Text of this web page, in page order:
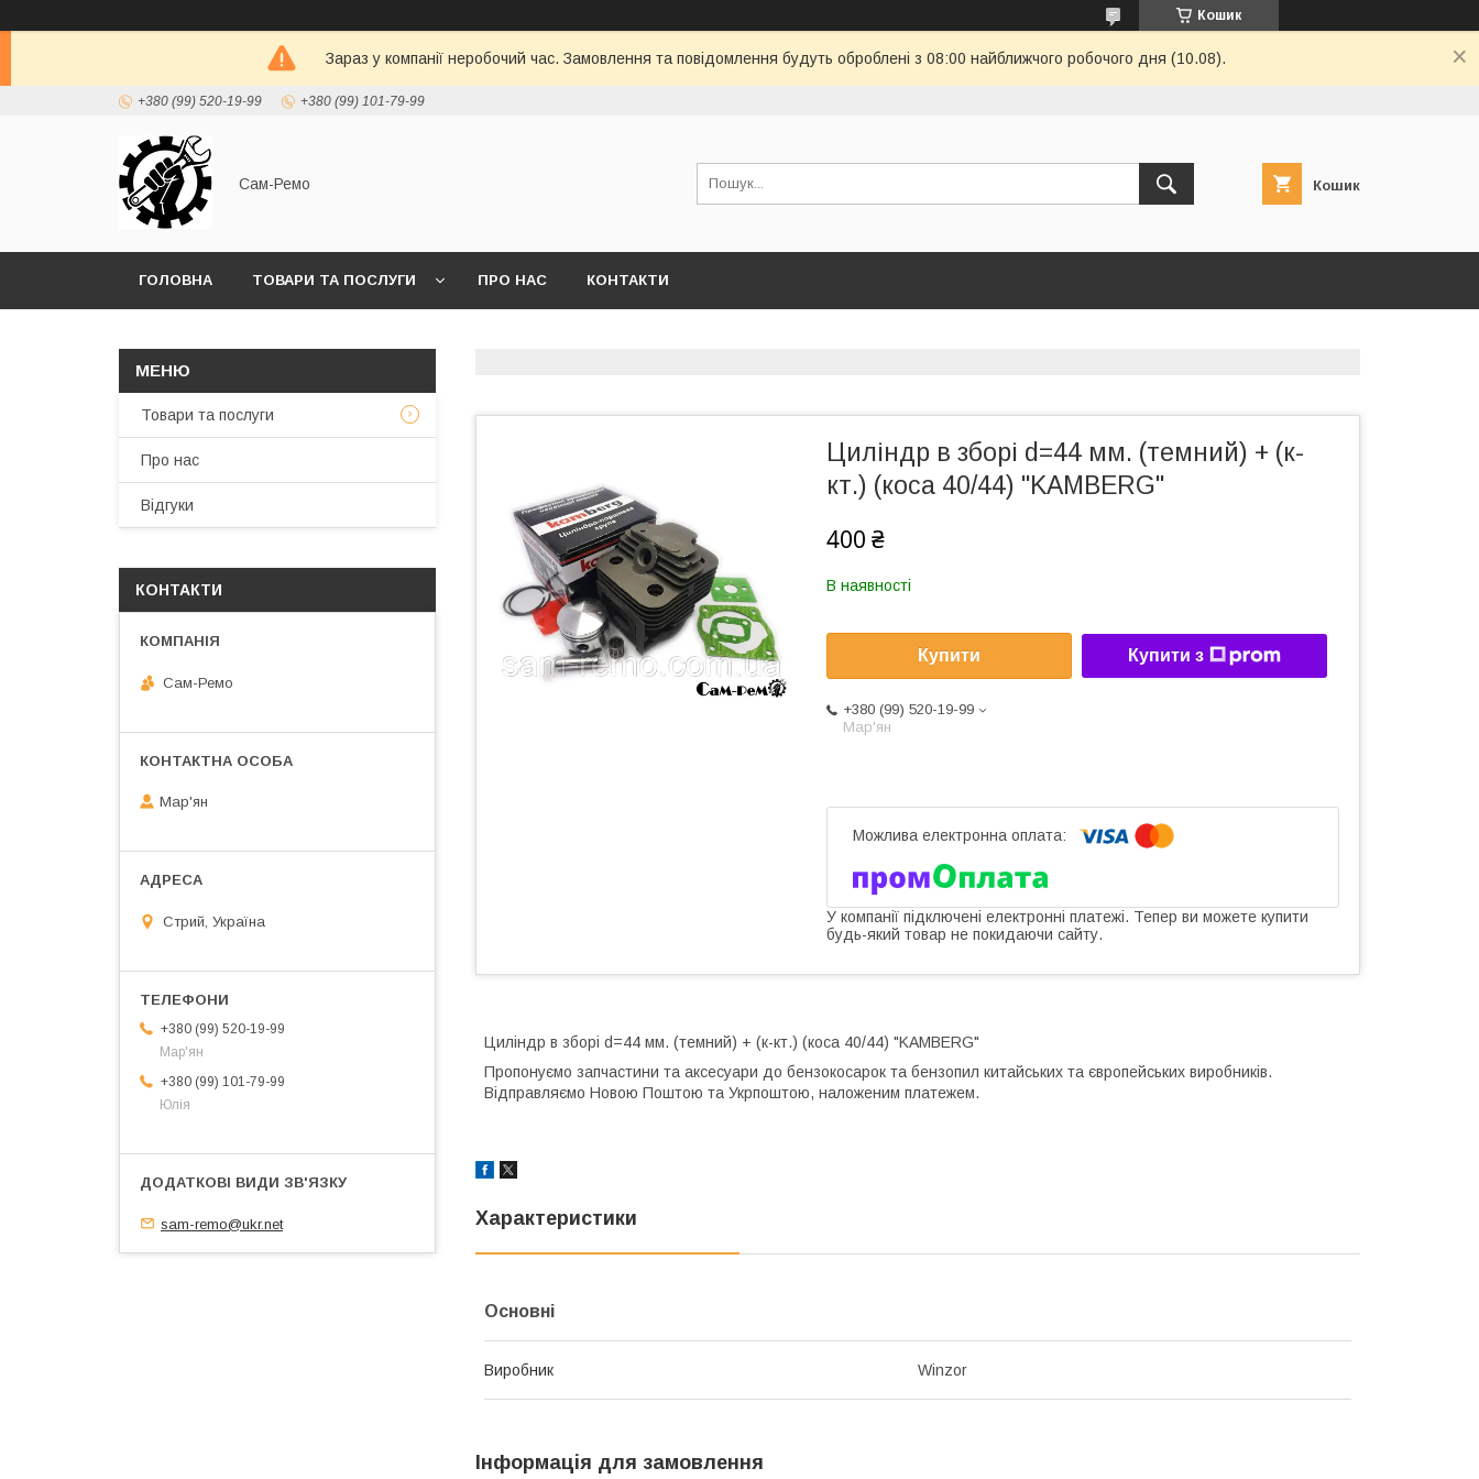
Кошик
Зараз у компанії неробочий час. Замовлення та повідомлення будуть оброблені з 08:00 найближчого робочого дня (10.08).
+380 (99) 520-19-99 +380 (99) 101-79-99
Сам-Ремо Кошик
ГОЛОВНА ТОВАРИ ТА ПОСЛУГИ ПРО НАС КОНТАКТИ
Циліндр в зборі d=44 мм. (темний) + (к-
кт.) (коса 40/44) "KAMBERG"
400 ₴
В наявності
Купити Купити з
+380 (99) 520-19-99
Мар'ян
У компанії підключені електронні платежі. Тепер ви можете купити
будь-який товар не покидаючи сайту.
Циліндр в зборі d=44 мм. (темний) + (к-кт.) (коса 40/44) "KAMBERG"
Пропонуємо запчастини та аксесуари до бензокосарок та бензопил китайських та європейських виробників.
Відправляємо Новою Поштою та Укрпоштою, наложеним платежем.
Характеристики
Основні
Виробник Winzor
Інформація для замовлення
Товари та послуги
Про нас
Відгуки
КОНТАКТИ
Сам-Ремо
Мар'ян
Стрий, Україна
+380 (99) 520-19-99
Мар'ян
+380 (99) 101-79-99
Юлія
sam-remo@ukr.net